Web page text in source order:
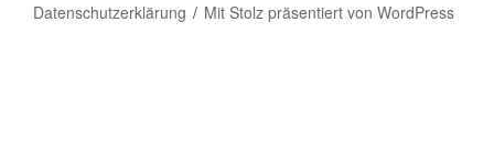
Datenschutzerklärung Mit Stolz präsentiert von WordPress